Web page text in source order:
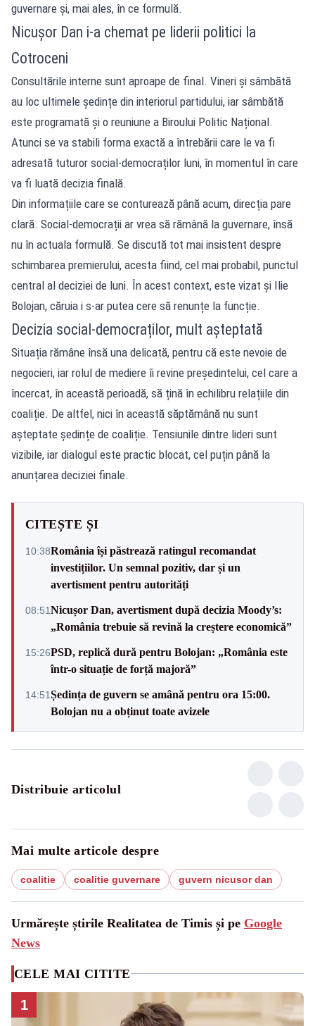
guvernare și, mai ales, în ce formulă.
Nicușor Dan i-a chemat pe liderii politici la
Cotroceni
Consultările interne sunt aproape de final. Vineri și sâmbătă
au loc ultimele ședințe din interiorul partidului, iar sâmbătă
este programată și o reuniune a Biroului Politic Național.
Atunci se va stabili forma exactă a întrebării care le va fi
adresată tuturor social-democraților luni, în momentul în care
va fi luată decizia finală.
Din informațiile care se conturează până acum, direcția pare
clară. Social-democrații ar vrea să rămână la guvernare, însă
nu în actuala formulă. Se discută tot mai insistent despre
schimbarea premierului, acesta fiind, cel mai probabil, punctul
central al deciziei de luni. În acest context, este vizat și Ilie
Bolojan, căruia i s-ar putea cere să renunțe la funcție.
Decizia social-democraților, mult așteptată
Situația rămâne însă una delicată, pentru că este nevoie de
negocieri, iar rolul de mediere îi revine președintelui, cel care a
încercat, în această perioadă, să țină în echilibru relațiile din
coaliție. De altfel, nici în această săptămână nu sunt
așteptate ședințe de coaliție. Tensiunile dintre lideri sunt
vizibile, iar dialogul este practic blocat, cel puțin până la
anunțarea deciziei finale.
CITEȘTE ȘI
10:38România își păstrează ratingul recomandat
investițiilor. Un semnal pozitiv, dar și un
avertisment pentru autorități
08:51Nicușor Dan, avertisment după decizia Moody’s:
„România trebuie să revină la creștere economică”
15:26PSD, replică dură pentru Bolojan: „România este
într-o situație de forță majoră”
14:51Ședința de guvern se amână pentru ora 15:00.
Bolojan nu a obținut toate avizele
Distribuie articolul
Mai multe articole despre
coalitie coalitie guvernare guvern nicusor dan
Urmărește știrile Realitatea de Timis și pe Google
News
CELE MAI CITITE
1